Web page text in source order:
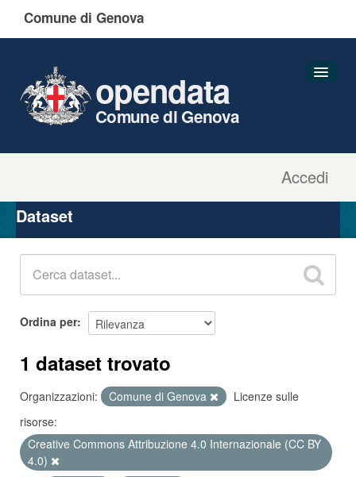
Comune di Genova
Accedi
opendata
Comune di Genova
Organizzazioni
Gruppi
Dataset
Ordina per
1 dataset trovato
Organizzazioni: Comune di Genova
Licenze sulle
risorse:
Creative Commons Attribuzione 4.0 Internazionale (CC BY
4.0)